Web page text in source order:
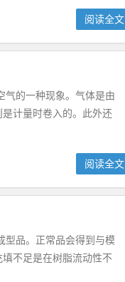
阅读全文
气的一种现象。气体是由
计量时卷入的。此外还
阅读全文
型品。正常品会得到与模
不足是在树脂流动性不